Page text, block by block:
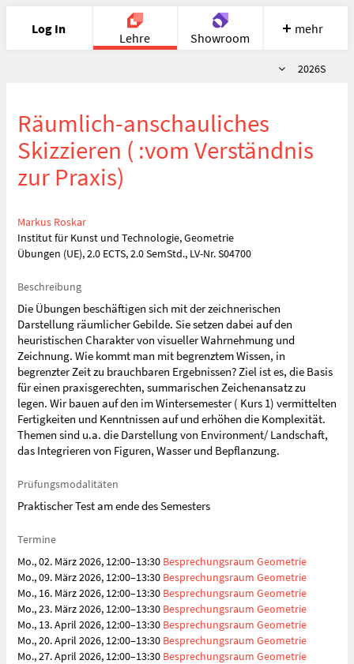
Log In
Lehre Showroom
Meet Recherche
mehr
Semester
2026S
Räumlich-anschauliches
Skizzieren ( :vom Verständnis
zur Praxis)
Markus Roskar
Institut für Kunst und Technologie, Geometrie
Übungen (UE), 2.0 ECTS, 2.0 SemStd., LV-Nr. S04700
Beschreibung
Die Übungen beschäftigen sich mit der zeichnerischen
Darstellung räumlicher Gebilde. Sie setzen dabei auf den
heuristischen Charakter von visueller Wahrnehmung und
Zeichnung. Wie kommt man mit begrenztem Wissen, in
begrenzter Zeit zu brauchbaren Ergebnissen? Ziel ist es, die Basis
für einen praxisgerechten, summarischen Zeichenansatz zu
legen. Wir bauen auf den im Wintersemester ( Kurs 1) vermittelten
Fertigkeiten und Kenntnissen auf und erhöhen die Komplexität.
Themen sind u.a. die Darstellung von Environment/ Landschaft,
das Integrieren von Figuren, Wasser und Bepflanzung.
Prüfungsmodalitäten
Praktischer Test am ende des Semesters
Termine
Mo., 02. März 2026, 12:00–13:30 Besprechungsraum Geometrie
Mo., 09. März 2026, 12:00–13:30 Besprechungsraum Geometrie
Mo., 16. März 2026, 12:00–13:30 Besprechungsraum Geometrie
Mo., 23. März 2026, 12:00–13:30 Besprechungsraum Geometrie
Mo., 13. April 2026, 12:00–13:30 Besprechungsraum Geometrie
Mo., 20. April 2026, 12:00–13:30 Besprechungsraum Geometrie
Mo., 27. April 2026, 12:00–13:30 Besprechungsraum Geometrie